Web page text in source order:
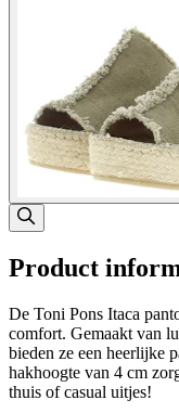
Product
De Toni Pons Itaca
comfort. Gemaakt van
bieden ze een heerlijke
hakhoogte van 4 cm
thuis of casual uitjes!